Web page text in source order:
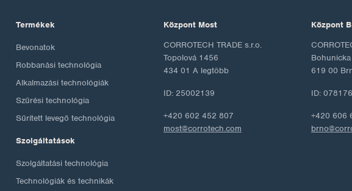
Termékek
Bevonatok
Robbanási technológia
Alkalmazási technológiák
Szűrési technológia
Sűrített levegő technológia
Szolgáltatások
Szolgáltatási technológia
Technológiák és technikák
Központ Most
CORROTECH TRADE s.r.o.
Topolová 1456
434 01 A legtöbb
ID: 25002139
+420 602 452 807
most@corrotech.com
Központ
619 00
ID:
+420 606